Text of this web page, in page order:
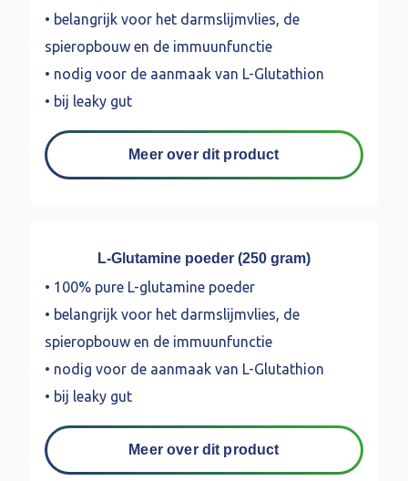
• belangrijk voor het darmslijmvlies, de
spieropbouw en de immuunfunctie
• nodig voor de aanmaak van L-Glutathion
• bij leaky gut
Meer over dit product
L-Glutamine poeder (250 gram)
• 100% pure L-glutamine poeder
• belangrijk voor het darmslijmvlies, de
spieropbouw en de immuunfunctie
• nodig voor de aanmaak van L-Glutathion
• bij leaky gut
Meer over dit product